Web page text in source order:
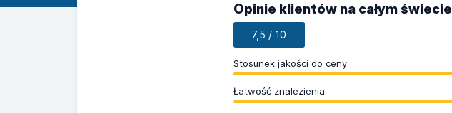
Opinie klientów na całym świecie
7,5 / 10
Stosunek jakości do ceny
Łatwość znalezienia